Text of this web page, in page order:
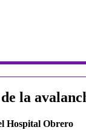
la
Hospital Obrero